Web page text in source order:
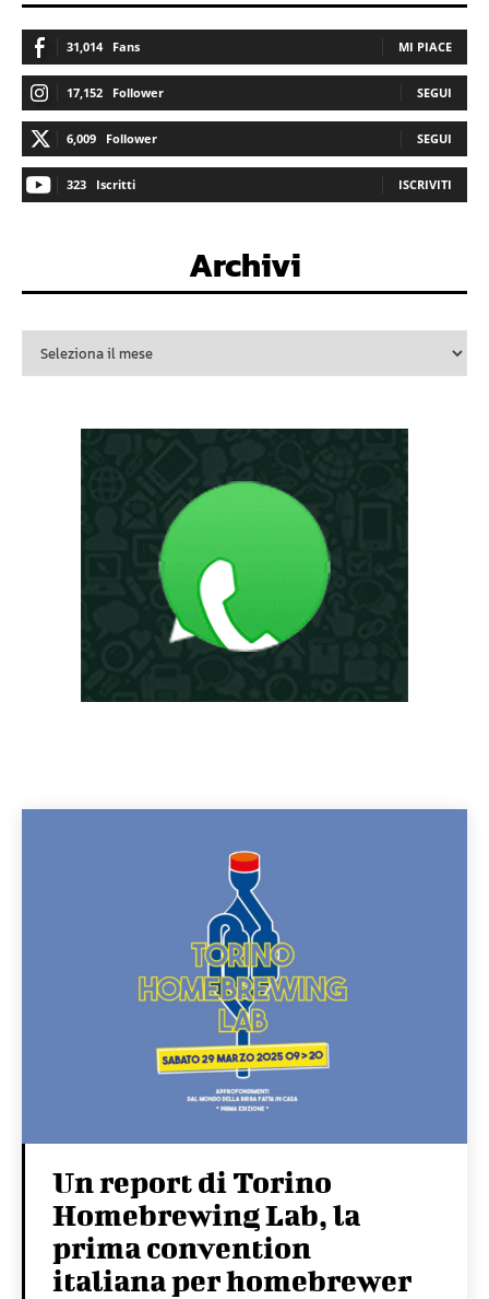
31,014 Fans MI PIACE
17,152 Follower SEGUI
6,009 Follower SEGUI
323 Iscritti ISCRIVITI
Archivi
Un report di Torino
Homebrewing Lab, la
prima convention
italiana per homebrewer